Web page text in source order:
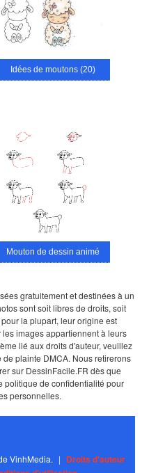
Idées de moutons (20)
Mouton de dessin animé
gratuitement et destinées à un
sont soit libres de droits, soit
la plupart, leur origine est
images appartiennent à leurs
lié aux droits d'auteur, veuillez
plainte DMCA. Nous retirerons
sur DessinFacile.FR dès que
politique de confidentialité pour
personnelles.
VinhMedia. | Droits d'auteur